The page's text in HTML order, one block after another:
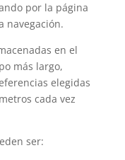
por la página
navegación.
en el
más largo,
elegidas
cada vez
ser: